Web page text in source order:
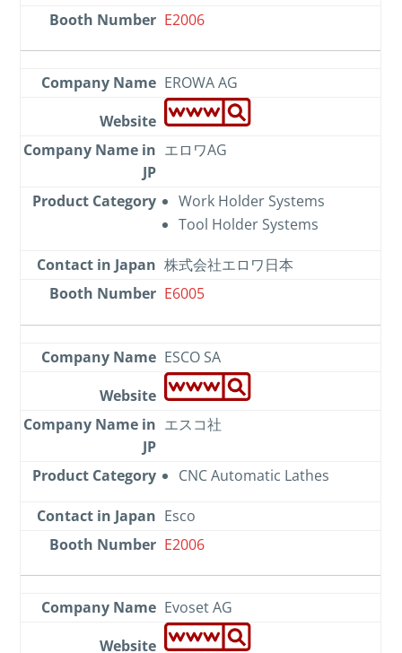
E2006
EROWA AG
エロワAG
Work Holder Systems
Tool Holder Systems
株式会社エロワ日本
E6005
ESCO SA
エスコ社
CNC Automatic Lathes
Esco
E2006
Evoset AG